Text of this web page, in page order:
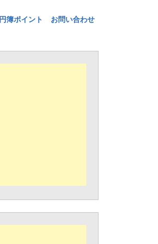
円簿ポイント お問い合わせ